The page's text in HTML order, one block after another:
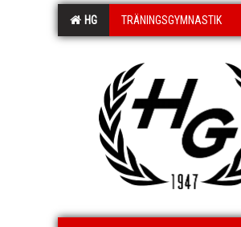
HG TRÄNINGSGYMNASTIK